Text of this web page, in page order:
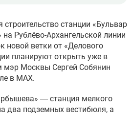
станции «Бульвар
Рублёво-Архангельской линии
новой ветки от «Делового
планируют открыть уже в
мэр Москвы Сергей Собянин
в MAX.
— станция мелкого
два подземных вестибюля, а